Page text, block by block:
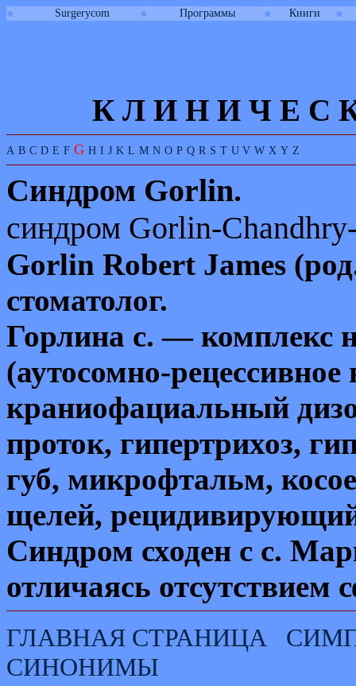
● Surgerycom ● Программы ● Книги ●
К Л И Н И Ч Е С
A B C D E F G H I J K L M N O P Q R S T U V W X Y Z
Синдром Gorlin.
синдром Gorlin-Chandhry
Gorlin Robert James
стоматолог.
Горлина с. — комплекс
(аутосомно-рецессивное
краниофациальный
проток, гипертрихоз,
губ, микрофтальм,
щелей,
Синдром сходен с с.
отличаясь
ГЛАВНАЯ СТРАНИЦА
СИНОНИМЫ